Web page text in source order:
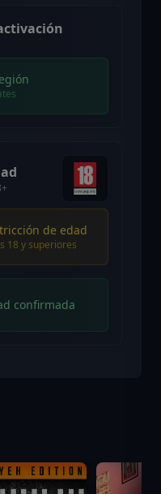
de edad
18 y superiores
confirmada